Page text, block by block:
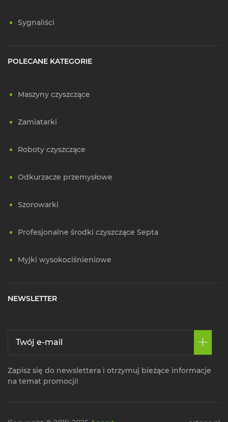
Sygnaliści
POLECANE KATEGORIE
Maszyny czyszczące
Zamiatarki
Roboty czyszczące
Odkurzacze przemysłowe
Szorowarki
Profesjonalne środki czyszczące Septa
Myjki wysokociśnieniowe
NEWSLETTER
Zapisz się do newslettera i otrzymuj bieżące informacje
na temat promocji!